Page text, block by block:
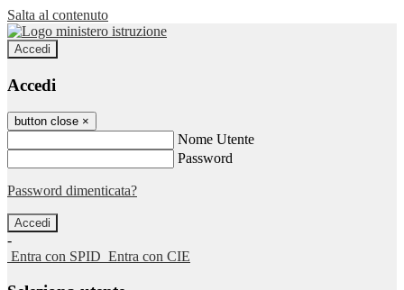
Salta al contenuto
Accedi
Accedi
button close ×
Nome Utente
Password
Password dimenticata?
-
Entra con SPID Entra con CIE